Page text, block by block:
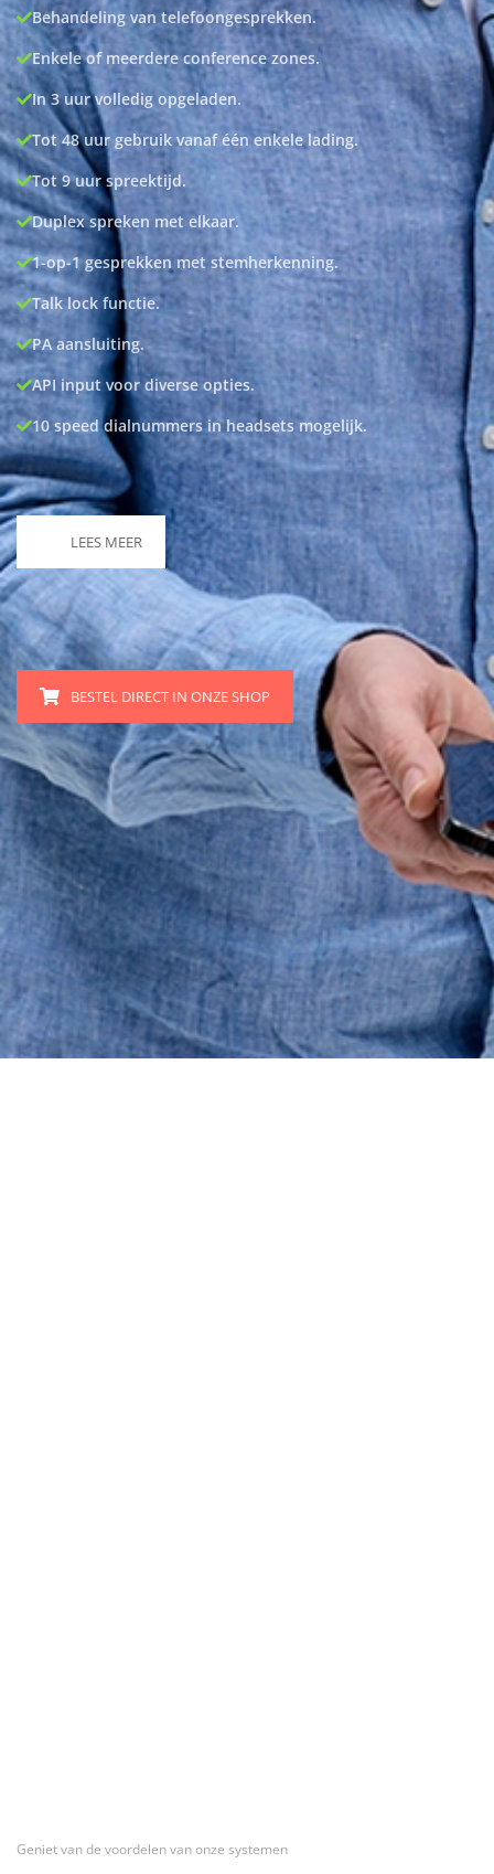
Behandeling van telefoongesprekken.
Enkele of meerdere conference zones.
In 3 uur volledig opgeladen.
Tot 48 uur gebruik vanaf één enkele lading.
Tot 9 uur spreektijd.
Duplex spreken met elkaar.
1-op-1 gesprekken met stemherkenning.
Talk lock functie.
PA aansluiting.
API input voor diverse opties.
10 speed dialnummers in headsets mogelijk.
LEES MEER
BESTEL DIRECT IN ONZE SHOP
Geniet van de voordelen van onze systemen